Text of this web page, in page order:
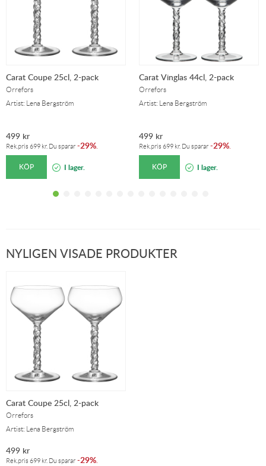
Carat Coupe 25cl, 2-pack
Orrefors
Artist: Lena Bergström
499 kr
Rek.pris 699 kr. Du sparar -29%
KÖP I lager.
Carat Vinglas 44cl, 2-pack
Orrefors
Artist: Lena Bergström
499 kr
Rek.pris 699 kr. Du sparar -29%
KÖP I lager.
NYLIGEN VISADE PRODUKTER
Carat Coupe 25cl, 2-pack
Orrefors
Artist: Lena Bergström
499 kr
Rek.pris 699 kr. Du sparar -29%